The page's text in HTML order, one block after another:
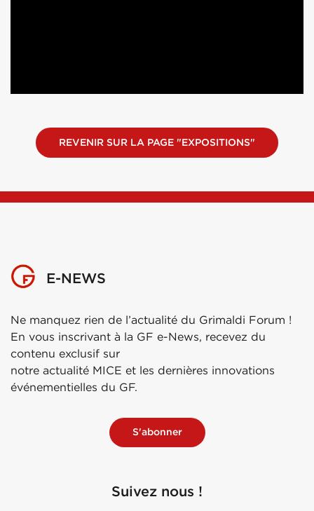
REVENIR SUR LA PAGE "EXPOSITIONS"
E-NEWS
Ne manquez rien de l’actualité du Grimaldi Forum !
En vous inscrivant à la GF e-News, recevez du
contenu exclusif sur
notre actualité MICE et les dernières innovations
événementielles du GF.
S'abonner
Suivez nous !